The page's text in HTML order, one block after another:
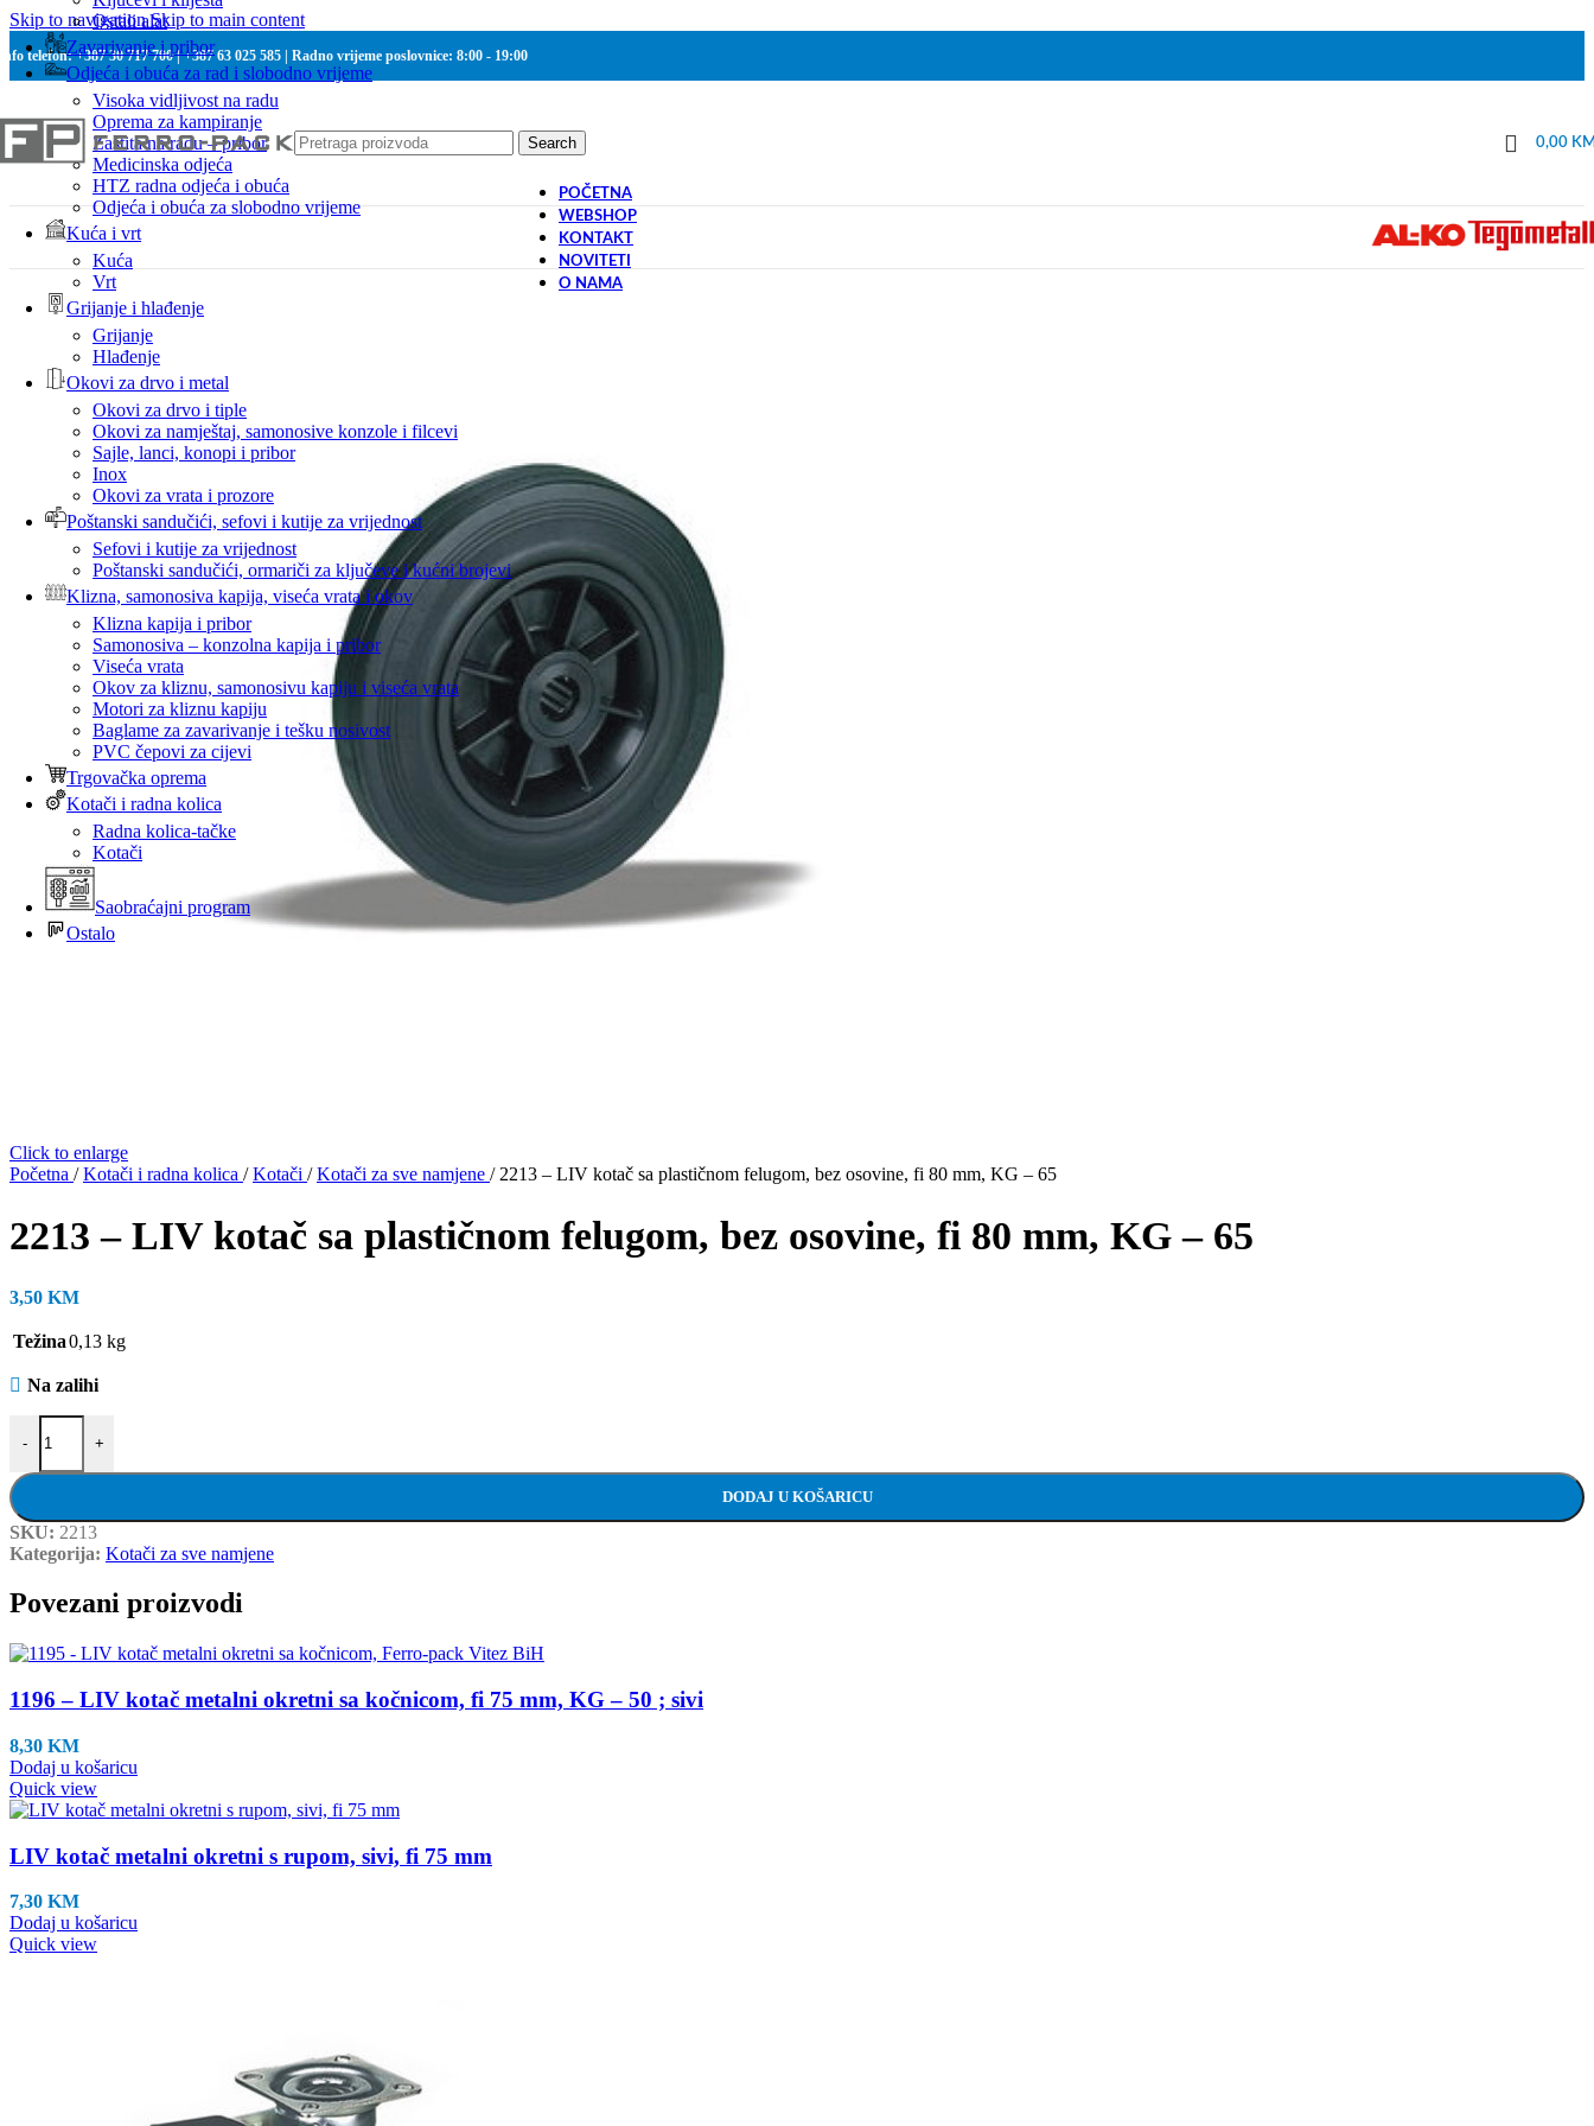
Skip to navigationSkip to main content
telefon: +387 30 717 700 | +387 63 025 585 | Radno vrijeme poslovnice: 8:00 - 19:00
Search 0,00
Ostali alat
Zavarivanje i pribor
Odjeća i obuća za rad i slobodno vrijeme
Visoka vidljivost na radu
Oprema za kampiranje
Zaštita na radu – pribor
Medicinska odjeća
HTZ radna odjeća i obuća
Odjeća i obuća za slobodno vrijeme
Kuća i vrt
Kuća
Vrt
Grijanje i hlađenje
Grijanje
Hlađenje
Okovi za drvo i metal
Okovi za drvo i tiple
Okovi za namještaj, samonosive konzole i filcevi
Sajle, lanci, konopi i pribor
Inox
Okovi za vrata i prozore
Poštanski sandučići, sefovi i kutije za vrijednost
Sefovi i kutije za vrijednost
Poštanski sandučići, ormariči za ključeve i kućni brojevi
Klizna, samonosiva kapija, viseća vrata i okov
Klizna kapija i pribor
Samonosiva – konzolna kapija i pribor
Viseća vrata
Okov za kliznu, samonosivu kapiju i viseća vrata
Motori za kliznu kapiju
Baglame za zavarivanje i tešku nosivost
PVC čepovi za cijevi
Trgovačka oprema
Kotači i radna kolica
Radna kolica-tačke
Kotači
Saobraćajni program
Ostalo
POČETNA
WEBSHOP
KONTAKT
NOVITETI
O NAMA
Click to enlarge
Početna / Kotači i radna kolica / Kotači / Kotači za sve namjene / 2213 – LIV kotač sa plastičnom felugom, bez osovine, fi 80 mm, KG – 65
2213 – LIV kotač sa plastičnom felugom, bez osovine, fi 80 mm, KG – 65
3,50 KM
Težina0,13 kg
Na zalihi
-
2213 - LIV kotač sa plastičnom felugom, bez osovine, fi 80 mm, KG - 65 količina
+
DODAJ U KOŠARICU
SKU: 2213
Kategorija: Kotači za sve namjene
Povezani proizvodi
1196 – LIV kotač metalni okretni sa kočnicom, fi 75 mm, KG – 50 ; sivi
8,30 KM
Dodaj u košaricu
Quick view
LIV kotač metalni okretni s rupom, sivi, fi 75 mm
7,30 KM
Dodaj u košaricu
Quick view